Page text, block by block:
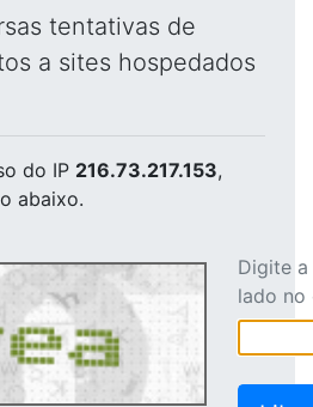
tentativas de
a sites hospedados
do IP 216.73.217.153,
abaixo.
Digite
lado no